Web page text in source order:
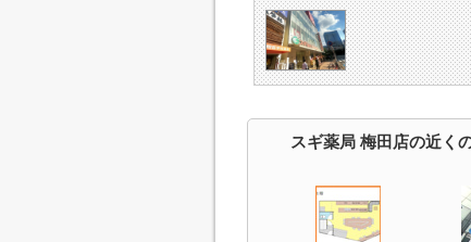
スギ薬局 梅田店の近く